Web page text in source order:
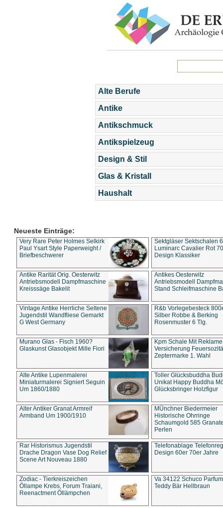
Alte Berufe
Antike
Antikschmuck
Antikspielzeug
Design & Stil
Glas & Kristall
Haushalt
Neueste Einträge:
Very Rare Peter Holmes Selkirk
Paul Ysart Style Paperweight /
Briefbeschwerer
Sektgläser Sektschalen
Luminarc Cavalier Rot
Design Klassiker
Antike Rarität Orig. Oesterwitz
Antriebsmodell Dampfmaschine
Kreisssäge Bakelit
Antikes Oesterwitz
Antriebsmodell
Stand Schleifmaschine
Vintage Antike Herrliche Seltene
Jugendstil Wandfliese Gemarkt
G West Germany
R&b Vorlegebesteck
Silber Robbe & Berking
Rosenmuster 6 Tlg.
Murano Glas - Fisch 1960?
Glaskunst Glasobjekt Mille Fiori
Kpm Schale Mit Reklame
Versicherung
Zeptermarke 1. Wahl
Alte Antike Lupenmalerei
Miniaturmalerei Signiert Seguin
Um 1860/1880
Toller Glücksbuddha
Unikat Happy Buddha
Glücksbringer Holzfigur
Alter Antiker Granat Armreif
Armband Um 1900/1910
MÜnchner Biedermeier
Historische Ohrringe
Schaumgold 585
Perlen
Rar Historismus Jugendstil
Drache Dragon Vase Dog Relief
Scene Art Nouveau 1880
Telefonablage
Design 60er 70er Jahre
Zodiac - Tierkreiszeichen
Öllampe Krebs, Forum Traiani,
Reenactment Öllämpchen
Va 34122 Schuco
Teddy Bär Hellbraun